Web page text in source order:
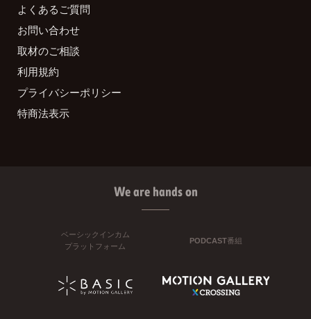
よくあるご質問
お問い合わせ
取材のご相談
利用規約
プライバシーポリシー
特商法表示
We are hands on
ベーシックインカム
プラットフォーム
PODCAST番組